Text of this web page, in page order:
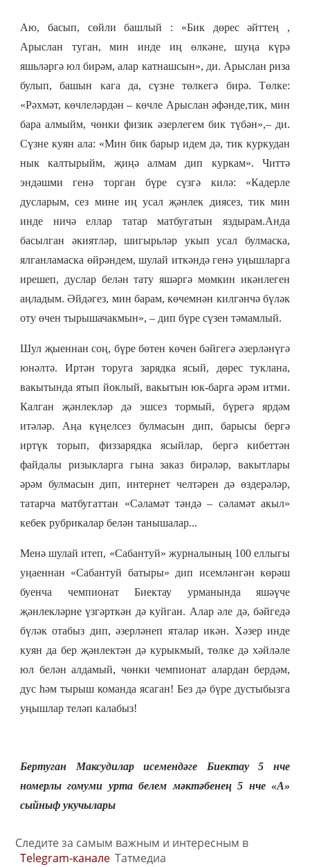
Аю, басып, сөйли башлый : «Бик дөрес әйттең ,
Арыслан туган, мин инде иң өлкәне, шуңа күрә
яшьләргә юл бирәм, алар катнашсын», ди. Арыслан риза
булып, башын кага да, сүзне төлкегә бирә. Төлке:
«Рәхмәт, көчлеләрдән – көчле Арыслан әфәнде,тик, мин
бара алмыйм, чөнки физик әзерлегем бик түбән»,– ди.
Сүзне куян ала: «Мин бик барыр идем дә, тик куркудан
нык калтырыйм, җиңә алмам дип куркам». Читтә
эндәшми генә торган бүре сүзгә килә: «Кадерле
дусларым, сез мине иң усал җәнлек диясез, тик мин
инде ничә еллар татар матбугатын яздырам.Анда
басылган әкиятләр, шигырьләр укып усал булмаска,
ялганламаска өйрәндем, шулай иткәндә генә уңышларга
ирешеп, дуслар белән тату яшәргә мөмкин икәнлеген
аңладым. Әйдәгез, мин барам, көчемнән килгәнчә бүләк
оту өчен тырышачакмын», – дип бүре сүзен тәмамлый.
Шул җыеннан соң, бүре бөтен көчен бәйгегә әзерләнүгә
юнәлтә. Иртән торуга зарядка ясый, дөрес туклана,
вакытында ятып йоклый, вакытын юк-барга әрәм итми.
Калган җәнлекләр дә эшсез тормый, бүрегә ярдәм
итәләр. Аңа күңелсез булмасын дип, барысы бергә
иртүк торып, физзарядка ясыйлар, бергә кибеттән
файдалы ризыкларга гына заказ бирәләр, вакытлары
әрәм булмасын дип, интернет челтәрен дә өздерәләр,
татарча матбугаттан «Сәламәт тәндә – сәламәт акыл»
кебек рубрикалар белән танышалар...
Менә шулай итеп, «Сабантуй» журналының 100 еллыгы
уңаеннан «Сабантуй батыры» дип исемләнгән көрәш
буенча чемпионат Биектау урманында яшәүче
җәнлекләрне үзгәрткән дә куйган. Алар әле дә, бәйгедә
бүләк отабыз дип, әзерләнеп яталар икән. Хәзер инде
куян да бер җәнлектән дә курыкмый, төлке дә хәйләле
юл белән алдамый, чөнки чемпионат алардан бердәм,
дус һәм тырыш команда ясаган! Без дә бүре дустыбызга
уңышлар теләп калабыз!
Бертуган Максудилар исемендәге Биектау 5 нче
номерлы гомуми урта белем мәктәбенең 5 нче «А»
сыйныф укучылары
Следите за самым важным и интересным в
Telegram-канале Татмедиа